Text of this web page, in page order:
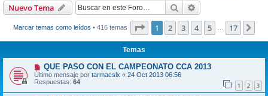
Nuevo Tema Buscar
Marcar temas como leídos • 416 temas Página de 17
1 2 3 4 5 17
Temas
QUE PASO CON EL CAMPEONATO CCA 2013
Último mensaje por tarmacslx « 24 Oct 2013 06:56
Respuestas: 64 1 2 3